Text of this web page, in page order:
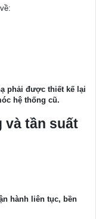
phải được thiết kế lại
hệ thống cũ.
và tần suất
hành liên tục, bền